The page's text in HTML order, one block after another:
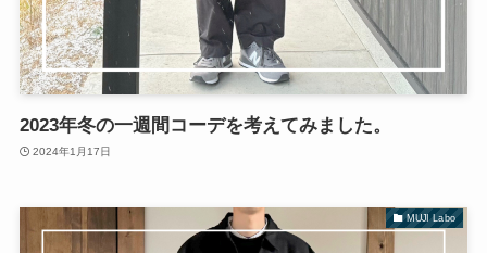
2023年冬の一週間コーデを考えてみました。
2024年1月17日
MUJI Labo